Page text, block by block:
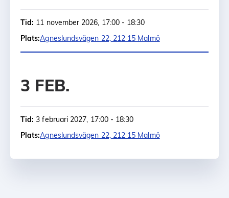
Tid: 11 november 2026, 17:00 - 18:30
Plats:Agneslundsvägen 22, 212 15 Malmö
3 FEB.
Tid: 3 februari 2027, 17:00 - 18:30
Plats:Agneslundsvägen 22, 212 15 Malmö